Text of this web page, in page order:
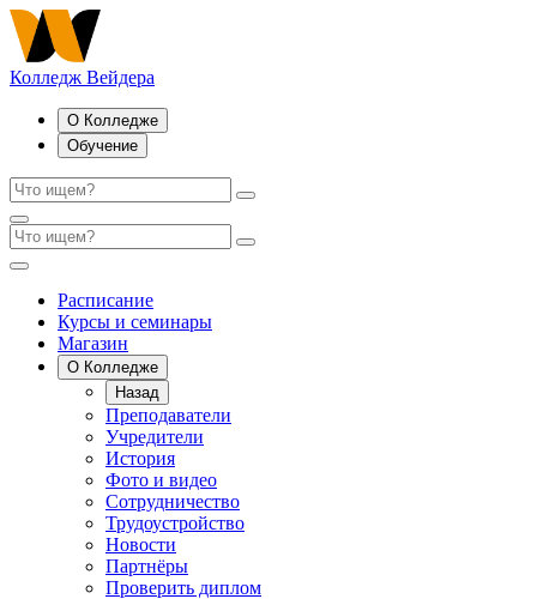
Колледж Вейдера
О Колледже
Обучение
Расписание
Курсы и семинары
Магазин
О Колледже
Назад
Преподаватели
Учредители
История
Фото и видео
Сотрудничество
Трудоустройство
Новости
Партнёры
Проверить диплом